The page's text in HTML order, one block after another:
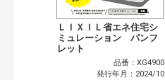
ＬＩＸＩＬ省エネ住宅シ
ミュレーション パンフ
レット
品番：XG4900
発行年月：2024/10